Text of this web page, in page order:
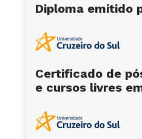
Diploma emitido
Certificado de
e cursos livres